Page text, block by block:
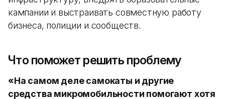
кампании и выстраивать совместную работу
бизнеса, полиции и сообществ.
Что поможет решить проблему
«На самом деле самокаты и другие
средства микромобильности помогают хотя